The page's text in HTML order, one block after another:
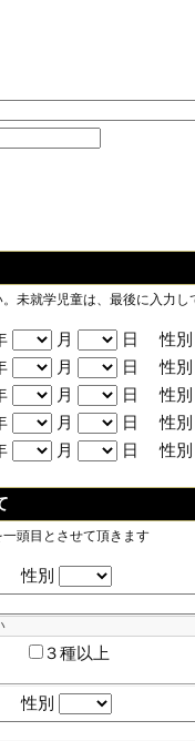
未就学児童は、最後に入力し
月
日 性別
月
日 性別
月
日 性別
月
日 性別
月 日 性別
頭目とさせて頂きます
性別
３種以上
性別